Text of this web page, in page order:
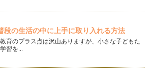
ルギーっ子も食欲アップ！
で売っているカレーパンやウインナーロ
卵アレルギーや…
られる！バターなし手作り生地のプチキ
牛乳を豆乳で代用して、スープやドリン
いと思います。…
段の生活の中に上手に取り入れる方法
育のプラス点は沢山ありますが、小さな子どもた
習を…